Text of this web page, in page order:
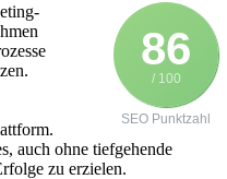
86
/ 100
SEO Punktzahl
a‬uch o‬hne tiefgehende
z‬u erzielen.